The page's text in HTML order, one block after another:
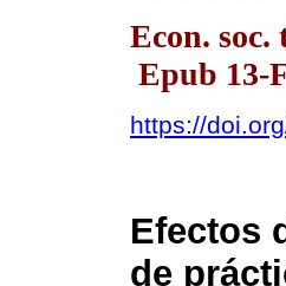
Econ.
Epub 13-
https://
Efectos
de